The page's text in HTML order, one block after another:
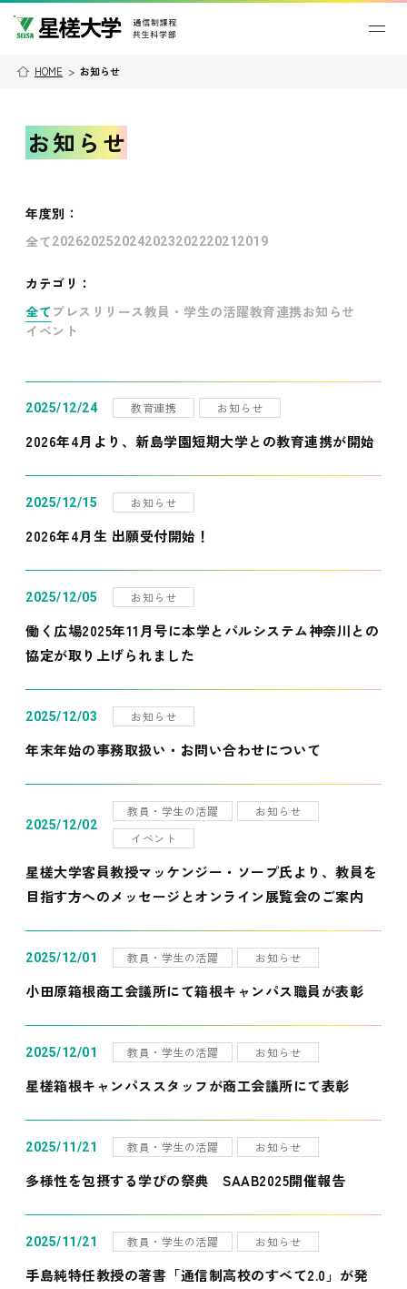
HOME > お知らせ
お知らせ
年度別 ：
全て202620252024202320222021 2019
カテゴリ：
全て プレスリリース教員・学生の活躍教育連携お知らせ
イベント
2025/12/24 教育連携 お知らせ
2026年4月より、新島学園短期大学との教育連携が開始
2025/12/15 お知らせ
2026年4月生 出願受付開始！
2025/12/05 お知らせ
働く広場2025年11月号に本学とパルシステム神奈川との
協定が取り上げられました
2025/12/03 お知らせ
年末年始の事務取扱い・お問い合わせについて
2025/12/02
教員・学生の活躍
お知らせ
イベント
星槎大学客員教授マッケンジー・ソープ氏より、教員を
目指す方へのメッセージとオンライン展覧会のご案内
2025/12/01 教員・学生の活躍 お知らせ
小田原箱根商工会議所にて箱根キャンパス職員が表彰
2025/12/01 教員・学生の活躍 お知らせ
星槎箱根キャンパススタッフが商工会議所にて表彰
2025/11/21 教員・学生の活躍 お知らせ
多様性を包摂する学びの祭典 SAAB2025開催報告
2025/11/21 教員・学生の活躍 お知らせ
手島純特任教授の著書「通信制高校のすべて2.0」が発